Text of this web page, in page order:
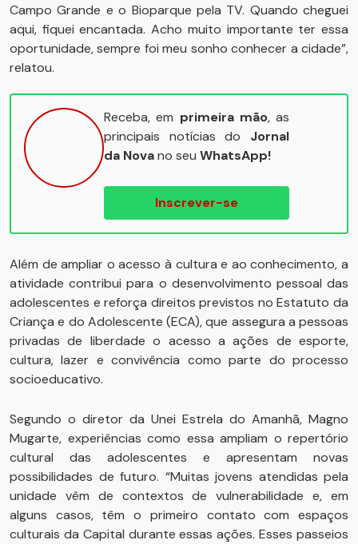
Campo Grande e o Bioparque pela TV. Quando cheguei
aqui, fiquei encantada. Acho muito importante ter essa
oportunidade, sempre foi meu sonho conhecer a cidade”,
relatou.
Receba, em primeira mão, as
principais notícias do Jornal
da Novano seu WhatsApp!
Inscrever-se
Além de ampliar o acesso à cultura e ao conhecimento, a
atividade contribui para o desenvolvimento pessoal das
adolescentes e reforça direitos previstos no Estatuto da
Criança e do Adolescente (ECA), que assegura a pessoas
privadas de liberdade o acesso a ações de esporte,
cultura, lazer e convivência como parte do processo
socioeducativo.
Segundo o diretor da Unei Estrela do Amanhã, Magno
Mugarte, experiências como essa ampliam o repertório
cultural das adolescentes e apresentam novas
possibilidades de futuro. “Muitas jovens atendidas pela
unidade vêm de contextos de vulnerabilidade e, em
alguns casos, têm o primeiro contato com espaços
culturais da Capital durante essas ações. Esses passeios